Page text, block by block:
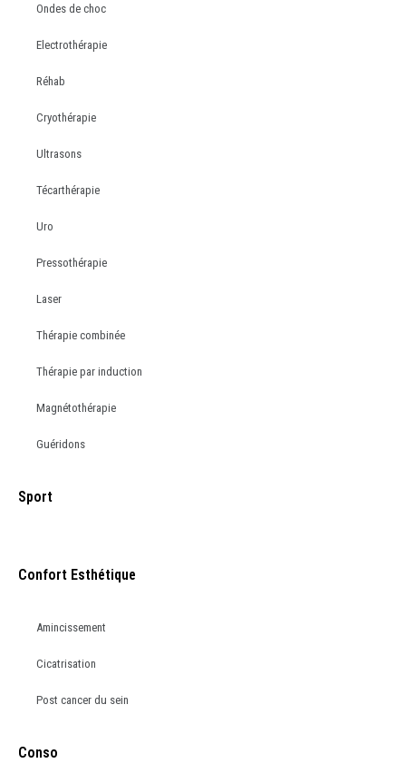
Ondes de choc
Electrothérapie
Réhab
Cryothérapie
Ultrasons
Técarthérapie
Uro
Pressothérapie
Laser
Thérapie combinée
Thérapie par induction
Magnétothérapie
Guéridons
Sport
Confort Esthétique
Amincissement
Cicatrisation
Post cancer du sein
Conso